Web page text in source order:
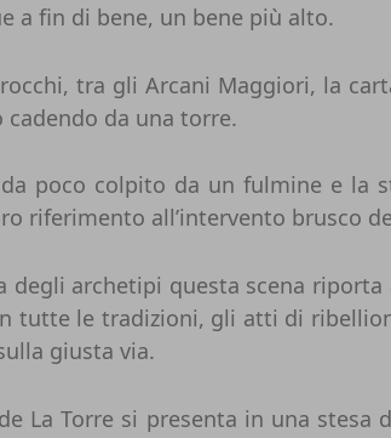
a fin di bene, un bene più alto.
tra gli Arcani Maggiori, la
da una torre.
da poco colpito da un fulmine e la
riferimento all’intervento brusco
degli archetipi questa scena
tutte le tradizioni, gli atti di
giusta via.
La Torre si presenta in una